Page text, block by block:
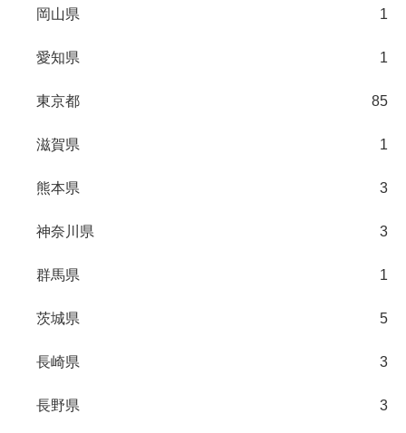
岡山県 1
愛知県 1
東京都 85
滋賀県 1
熊本県 3
神奈川県 3
群馬県 1
茨城県 5
長崎県 3
長野県 3